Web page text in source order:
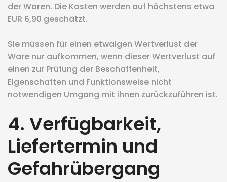
der Waren. Die Kosten werden auf höchstens etwa
EUR 6,90 geschätzt.
Sie müssen für einen etwaigen Wertverlust der
Ware nur aufkommen, wenn dieser Wertverlust auf
einen zur Prüfung der Beschaffenheit,
Eigenschaften und Funktionsweise nicht
notwendigen Umgang mit ihnen zurückzuführen ist.
4. Verfügbarkeit,
Liefertermin und
Gefahrübergang